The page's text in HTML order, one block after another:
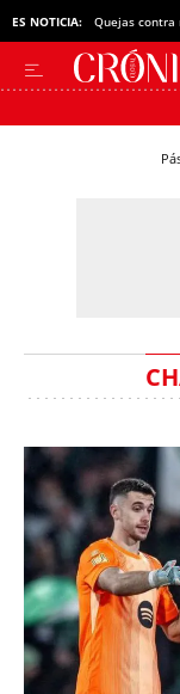
ES NOTICIA: Quejas contra